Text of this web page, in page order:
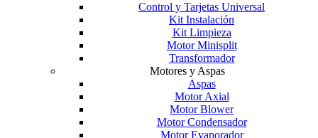
Control y Tarjetas Universal
Kit Instalación
Kit Limpieza
Motor Minisplit
Transformador
Motores y Aspas
Aspas
Motor Axial
Motor Blower
Motor Condensador
Motor Evaporador